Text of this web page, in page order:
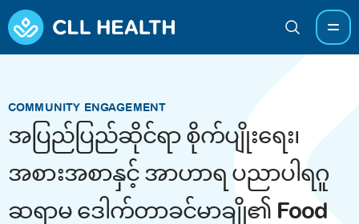
COMMUNITY ENGAGEMENT
အပြည်ပြည်ဆိုင်ရာ စိုက်ပျိုးရေး၊
အစားအစာနှင့် အာဟာရ ပညာပါရဂူ
ဆရာမ ဒေါက်တာခင်မာချို၏ Food